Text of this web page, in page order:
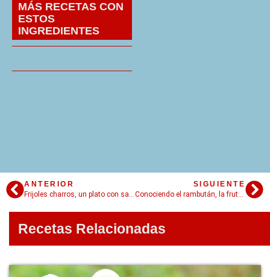
MÁS RECETAS CON
ESTOS
INGREDIENTES
ANTERIOR
Frijoles charros, un plato con sabor a raíces e historia mexicana
SIGUIENTE
Conociendo el rambután, la fruta roja con pelos de México
Recetas Relacionadas